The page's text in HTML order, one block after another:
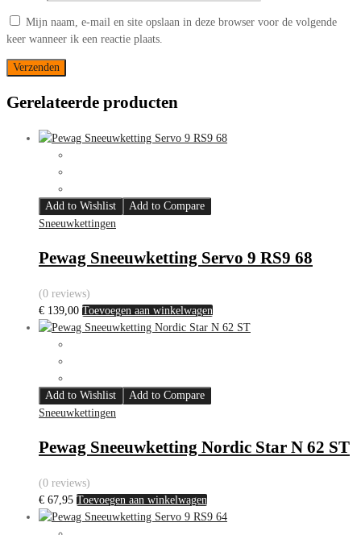
Mijn naam, e-mail en site opslaan in deze browser voor de volgende
keer wanneer ik een reactie plaats.
Gerelateerde producten
Add to Wishlist
Add to Compare
Sneeuwkettingen
Pewag Sneeuwketting Servo 9 RS9 68
(0 reviews)
€ 139,00 Toevoegen aan winkelwagen
Add to Wishlist
Add to Compare
Sneeuwkettingen
Pewag Sneeuwketting Nordic Star N 62 ST
(0 reviews)
€ 67,95 Toevoegen aan winkelwagen